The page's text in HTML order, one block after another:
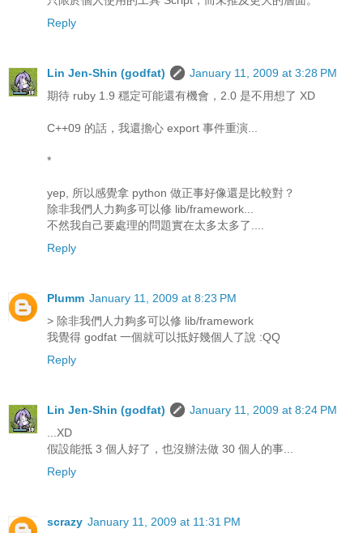
Reply
Lin Jen-Shin (godfat)
January 11, 2009 at 3:28 PM
期待 ruby 1.9 穩定可能還有機會，2.0 是不用想了 XD
C++09 的話，我還擔心 export 事件重演...
*
yep, 所以感覺拿 python 做正事好像還是比較對？
除非我們人力夠多可以修 lib/framework...
不然我自己要處理的問題實在太多太多了....
Reply
Plumm January 11, 2009 at 8:23 PM
> 除非我們人力夠多可以修 lib/framework
我覺得 godfat 一個就可以抵好幾個人了說 :QQ
Reply
Lin Jen-Shin (godfat)
January 11, 2009 at 8:24 PM
...XD
假設能抵 3 個人好了，也沒辦法做 30 個人的事...
Reply
scrazy January 11, 2009 at 11:31 PM